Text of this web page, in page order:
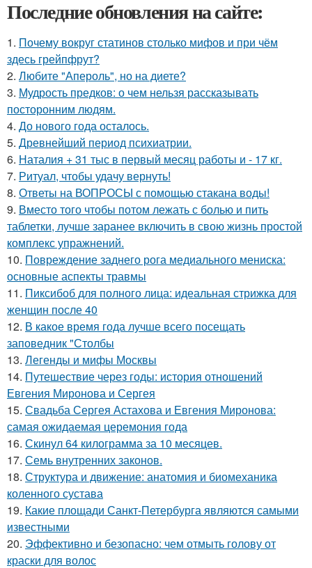
Последние обновления на сайте:
1. Почему вокруг статинов столько мифов и при чём
здесь грейпфрут?
2. Любите "Апероль", но на диете?
3. Мудрость предков: о чем нельзя рассказывать
посторонним людям.
4. До нового года осталось.
5. Древнейший период психиатрии.
6. Наталия + 31 тыс в первый месяц работы и - 17 кг.
7. Ритуал, чтобы удачу вернуть!
8. Ответы на ВОПРОСЫ с помощью стакана воды!
9. Вместо того чтобы потом лежать с болью и пить
таблетки, лучше заранее включить в свою жизнь простой
комплекс упражнений.
10. Повреждение заднего рога медиального мениска:
основные аспекты травмы
11. Пиксибоб для полного лица: идеальная стрижка для
женщин после 40
12. В какое время года лучше всего посещать
заповедник "Столбы
13. Легенды и мифы Москвы
14. Путешествие через годы: история отношений
Евгения Миронова и Сергея
15. Свадьба Сергея Астахова и Евгения Миронова:
самая ожидаемая церемония года
16. Скинул 64 килограмма за 10 месяцев.
17. Семь внутренних законов.
18. Структура и движение: анатомия и биомеханика
коленного сустава
19. Какие площади Санкт-Петербурга являются самыми
известными
20. Эффективно и безопасно: чем отмыть голову от
краски для волос